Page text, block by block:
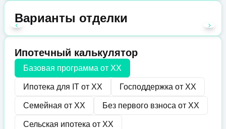
Варианты отделки
Ипотечный калькулятор
Базовая программа от XX
Ипотека для IT от XX Господдержка от XX
Семейная от XX Без первого взноса от XX
Сельская ипотека от XX